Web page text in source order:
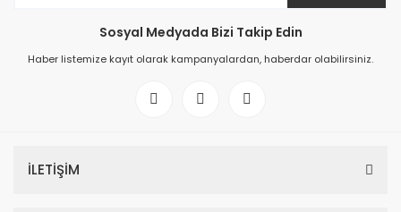
Sosyal Medyada Bizi Takip Edin
Haber listemize kayıt olarak kampanyalardan, haberdar olabilirsiniz.
İLETİŞİM